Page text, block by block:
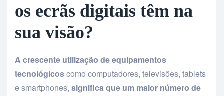
os ecrãs digitais têm na
sua visão?
A crescente utilização de equipamentos
tecnológicoscomo computadores, televisões, tablets
e smartphones, significa que um maior número de